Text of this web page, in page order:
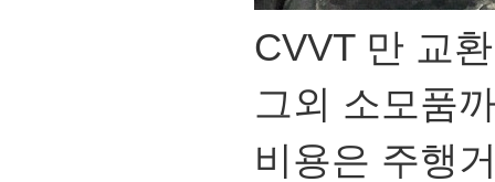
CVVT 만 교
그외 소모품
비용은 주행